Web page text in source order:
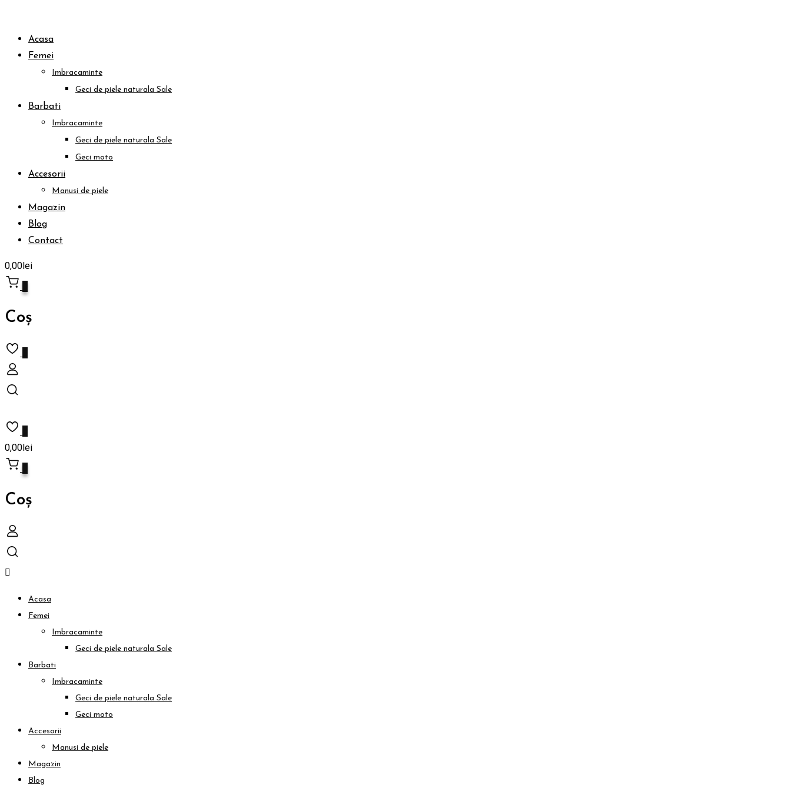
Acasa
Femei
Imbracaminte
Geci de piele naturala Sale
Barbati
Imbracaminte
Geci de piele naturala Sale
Geci moto
Accesorii
Manusi de piele
Magazin
Blog
Contact
0,00lei
Coș
0,00 lei
Coș
Acasa
Femei
Imbracaminte
Geci de piele naturala Sale
Barbati
Imbracaminte
Geci de piele naturala Sale
Geci moto
Accesorii
Manusi de piele
Magazin
Blog